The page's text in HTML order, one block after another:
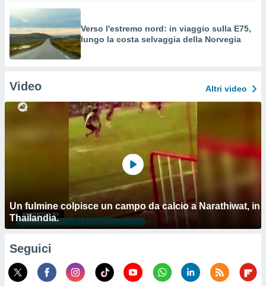
Verso l'estremo nord: in viaggio sulla E75,
lungo la costa selvaggia della Norvegia
Video Altri video
Un fulmine colpisce un campo da calcio a Narathiwat, in
Thailandia.
Seguici